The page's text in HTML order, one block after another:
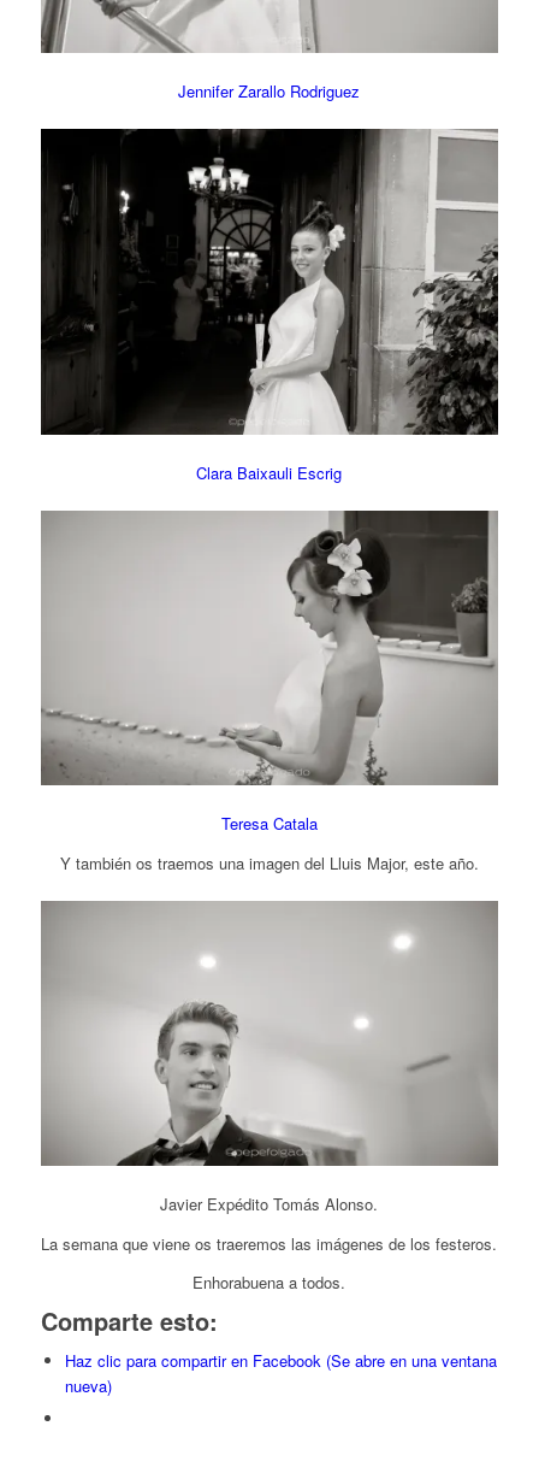
Jennifer Zarallo Rodriguez
Clara Baixauli Escrig
Teresa Catala
Y también os traemos una imagen del Lluis Major, este año.
Javier Expédito Tomás Alonso.
La semana que viene os traeremos las imágenes de los festeros.
Enhorabuena a todos.
Comparte esto:
Haz clic para compartir en Facebook (Se abre en una ventana
nueva)